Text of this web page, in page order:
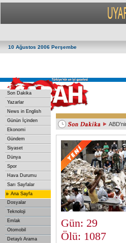
Irak
Gün: 29
Ölü: 1087
Son Dakika
Yazarlar
News in English
Günün İçinden
Ekonomi
Gündem
Siyaset
Dünya
Spor
Hava Durumu
Sarı Sayfalar
» Ana Sayfa
Dosyalar
Teknoloji
Emlak
Otomobil
Detaylı Arama
10 Ağustos 2006 Perşembe